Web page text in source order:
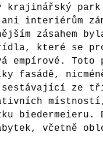
krajinářský
ani interiérům
zásahem
které se
empírové. Toto
fasádě,
ze
biedermeieru.
včetně